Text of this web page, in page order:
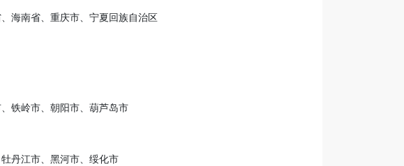
海南省、重庆市、宁夏回族自治区
铁岭市、朝阳市、葫芦岛市
丹江市、黑河市、绥化市